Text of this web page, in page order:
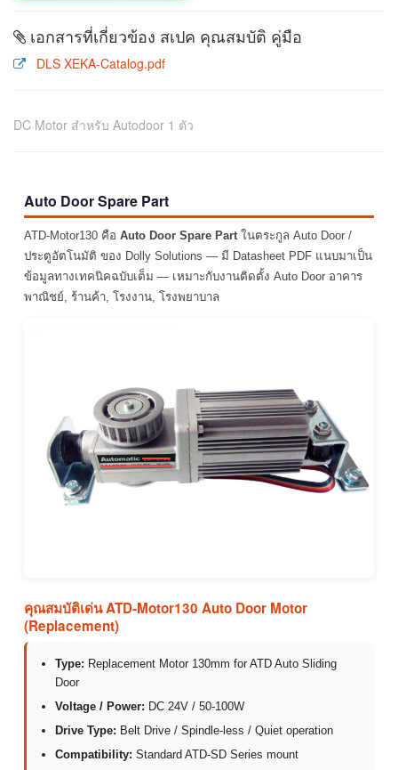
เอกสารที่เกี่ยวข้อง สเปค คุณสมบัติ คู่มือ
DLS XEKA-Catalog.pdf
DC Motor สำหรับ Autodoor 1 ตัว
Auto Door Spare Part
ATD-Motor130 คือ Auto Door Spare Partในตระกูล Auto Door /
ประตูอัตโนมัติ ของ Dolly Solutions — มี Datasheet PDF แนบมาเป็น
ข้อมูลทางเทคนิคฉบับเต็ม — เหมาะกับงานติดตั้ง Auto Door อาคาร
พาณิชย์, ร้านค้า, โรงงาน, โรงพยาบาล
คุณสมบัติเด่น ATD-Motor130 Auto Door Motor
(Replacement)
Type: Replacement Motor 130mm for ATD Auto Sliding
Door
Voltage / Power: DC 24V / 50-100W
Drive Type: Belt Drive / Spindle-less / Quiet operation
Compatibility: Standard ATD-SD Series mount